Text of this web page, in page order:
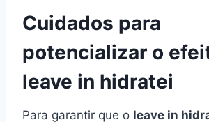
Cuidados para
potencializar o
leave in hidratei
Para garantir que o leave in